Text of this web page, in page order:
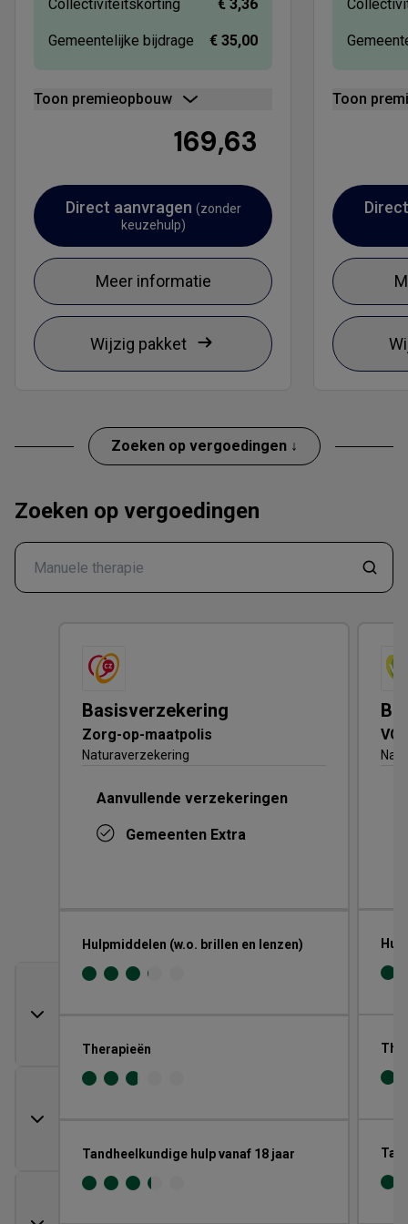
Collectiviteitskorting € 3,36
Gemeentelijke bijdrage € 35,00
Toon premieopbouw
169,63
Direct aanvragen (zonder
keuzehulp)
Meer informatie
Wijzig pakket
Toon
Zoeken op vergoedingen ↓
Zoeken op vergoedingen
Basisverzekering
Zorg-op-maatpolis
Naturaverzekering
Aanvullende verzekeringen
Gemeenten Extra
Hulpmiddelen (w.o. brillen en lenzen)
Therapieën
Tandheelkundige hulp vanaf 18 jaar